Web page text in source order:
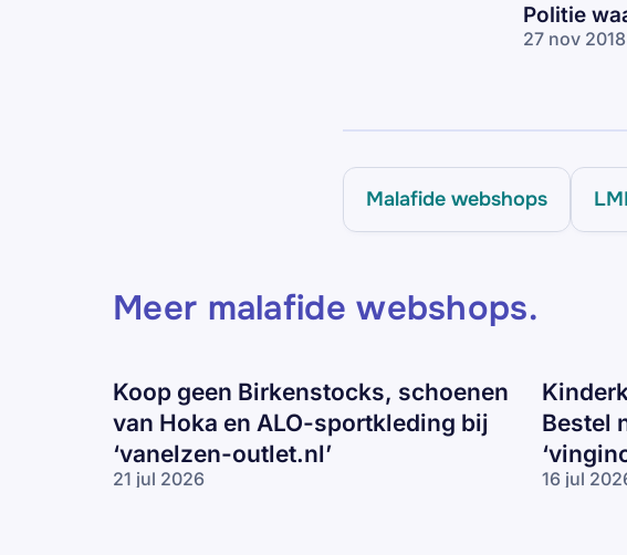
Politie
27 nov 2018
Malafide webshops
Meer malafide webshops.
Koop geen Birkenstocks, schoenen
van Hoka en ALO-sportkleding bij
‘vanelzen-outlet.nl’
21 jul 2026
Bestel
16 jul